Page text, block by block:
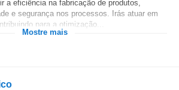
a eficiência na fabricação de produtos,
e segurança nos processos. Irás atuar em
para a otimização...
Mostre mais